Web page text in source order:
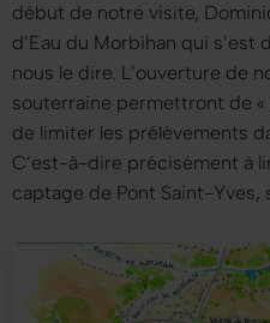
début de notre visite,
d’Eau du Morbihan qui
nous le dire. L’ouverture de
souterraine permettront de
de limiter les prélèvements
C’est-à-dire précisément à
captage de Pont Saint-Yves,